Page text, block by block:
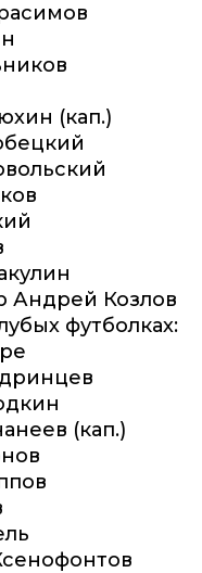
(кап.)
Андрей Козлов
футболках:
(кап.)